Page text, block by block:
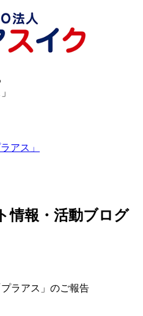
情報・活動ブログ
プラアス」のご報告